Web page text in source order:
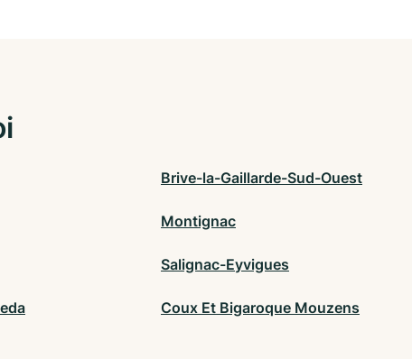
Brive-la-Gaillarde-Sud-Ouest
Montignac
Salignac-Eyvigues
Coux Et Bigaroque Mouzens